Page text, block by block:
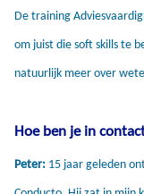
De training
om juist die soft skills te
natuurlijk meer over
Hoe ben je in
Peter: 15 jaar geleden